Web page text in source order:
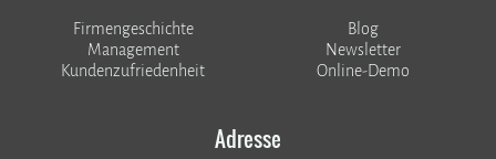
Firmengeschichte
Management
Kundenzufriedenheit
Blog
Newsletter
Online-Demo
Adresse